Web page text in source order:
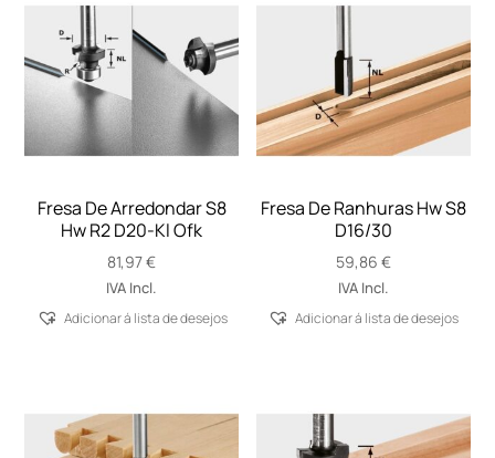
Fresa De Arredondar S8
Hw R2 D20-Kl Ofk
81,97€
IVA Incl.
Adicionar á lista de desejos
Fresa De Ranhuras Hw S8
D16/30
59,86 €
IVA Incl.
Adicionar á lista de desejos